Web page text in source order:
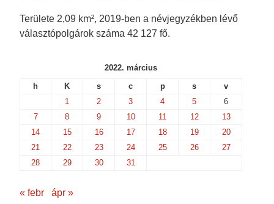
Területe 2,09 km², 2019-ben a névjegyzékben lévő
választópolgárok száma 42 127 fő.
2022. március
h
K s c p s
v
1
2 3 4 5
6
7
8 9 10 11 12
13
14
15 16 17 18 19
20
21
22 23 24 25 26
27
28
29 30 31
« febr ápr »